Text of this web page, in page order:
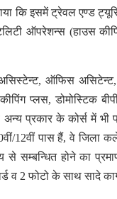
कि इसमें ट्रेवल एण्ड
ऑपरेशन्स (हाउस
ऑफिस
प्लस, डोमोस्टिक
प्रकार के कोर्स में भी
12वीं पास हैं, वे जिला
सम्बन्धित होने का
व 2 फोटो के साथ